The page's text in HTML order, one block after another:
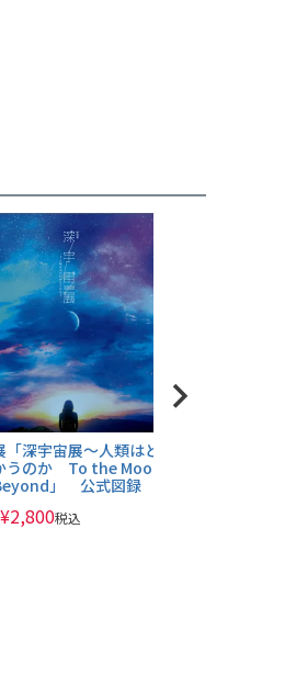
深宇宙展～人類はどこ
うのか To the Moon
」 公式図録
¥2,800税込